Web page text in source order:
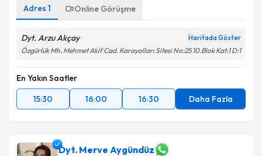
Adres 1 Online Görüşme
Dyt. Arzu Akçay Haritada Göster
Özgürlük Mh. Mehmet Akif Cad. Karayolları Sitesi No:25 10.Blok Kat:1 D:1
En Yakın Saatler
15:30
16:00 16:30 Daha Fazla
Dyt. Merve Aygündüz